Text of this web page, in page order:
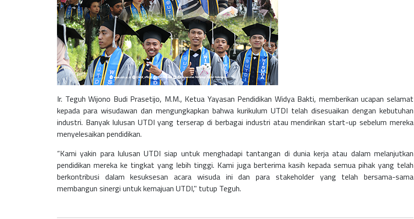
Ir. Teguh Wijono Budi Prasetijo, M.M., Ketua Yayasan Pendidikan Widya Bakti, memberikan ucapan selamat
kepada para wisudawan dan mengungkapkan bahwa kurikulum UTDI telah disesuaikan dengan kebutuhan
industri. Banyak lulusan UTDI yang terserap di berbagai industri atau mendirikan start-up sebelum mereka
menyelesaikan pendidikan.
“Kami yakin para lulusan UTDI siap untuk menghadapi tantangan di dunia kerja atau dalam melanjutkan
pendidikan mereka ke tingkat yang lebih tinggi. Kami juga berterima kasih kepada semua pihak yang telah
berkontribusi dalam kesuksesan acara wisuda ini dan para stakeholder yang telah bersama-sama
membangun sinergi untuk kemajuan UTDI," tutup Teguh.